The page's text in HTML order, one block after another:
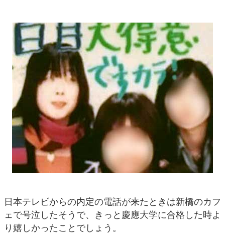
日本テレビからの内定の電話が来たときは新橋のカフ
ェで号泣したそうで、きっと慶應大学に合格した時よ
り嬉しかったことでしょう。